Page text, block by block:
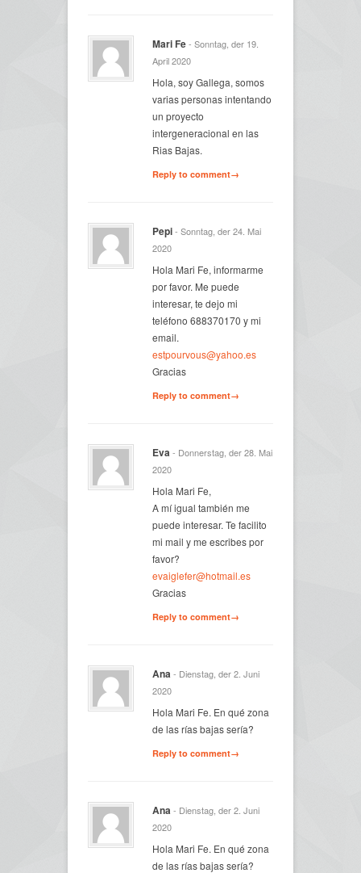
Mari Fe- Sonntag, der 19.
April 2020
Hola, soy Gallega, somos
varias personas intentando
un proyecto
intergeneracional en las
Rias Bajas.
Reply to comment→
Pepi- Sonntag, der 24. Mai
2020
Hola Mari Fe, informarme
por favor. Me puede
interesar, te dejo mi
teléfono 688370170 y mi
email.
estpourvous@yahoo.es
Gracias
Reply to comment→
Eva- Donnerstag, der 28. Mai
2020
Hola Mari Fe,
A mí igual también me
puede interesar. Te facilito
mi mail y me escribes por
favor?
evaiglefer@hotmail.es
Gracias
Reply to comment→
Ana- Dienstag, der 2. Juni
2020
Hola Mari Fe. En qué zona
de las rías bajas sería?
Reply to comment→
Ana- Dienstag, der 2. Juni
2020
Hola Mari Fe. En qué zona
de las rías bajas sería?